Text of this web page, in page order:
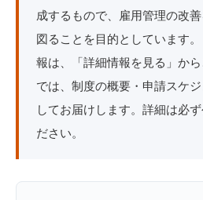
成するもので、雇用管理の改
図ることを目的としています
報は、「詳細情報を見る」か
では、制度の概要・申請スケ
してお届けします。詳細は必
ださい。